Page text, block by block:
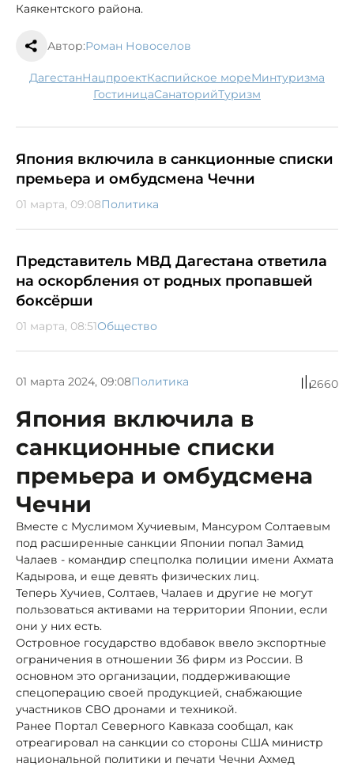
Каякентского района.
Автор:Роман Новоселов
Дагестан нацпроект Каспийское море
Минтуризма
гостиница
санаторий туризм
Япония включила в санкционные списки
премьера и омбудсмена Чечни
01 марта, 09:08Политика
Представитель МВД Дагестана ответила
на оскорбления от родных пропавшей
боксёрши
01 марта, 08:51Общество
01 марта 2024, 09:08Политика 2660
Япония включила в
санкционные списки
премьера и омбудсмена
Чечни
Вместе с Муслимом Хучиевым, Мансуром Солтаевым
под расширенные санкции Японии попал Замид
Чалаев - командир спецполка полиции имени Ахмата
Кадырова, и еще девять физических лиц.
Теперь Хучиев, Солтаев, Чалаев и другие не могут
пользоваться активами на территории Японии, если
они у них есть.
Островное государство вдобавок ввело экспортные
ограничения в отношении 36 фирм из России. В
основном это организации, поддерживающие
спецоперацию своей продукцией, снабжающие
участников СВО дронами и техникой.
Ранее Портал Северного Кавказа сообщал, как
отреагировал на санкции со стороны США министр
национальной политики и печати Чечни Ахмед